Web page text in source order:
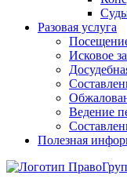
Разовая услуга
Исковое
Ведение
Полезная